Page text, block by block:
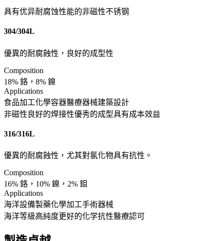
具有优异耐腐蚀性能的非磁性不锈钢
304/304L
優異的耐腐蝕性，良好的成型性
Composition
18% 鉻，8% 鎳
Applications
食品加工化學容器醫療器械建築設計
非磁性 良好的焊接性優秀的成型具有成本效益
316/316L
優異的耐腐蝕性，尤其對氯化物具有抗性。
Composition
16% 鉻，10% 鎳，2% 鉬
Applications
海洋設備製藥化學加工手術器械
海洋等級高純度更好的化学抗性醫療認可